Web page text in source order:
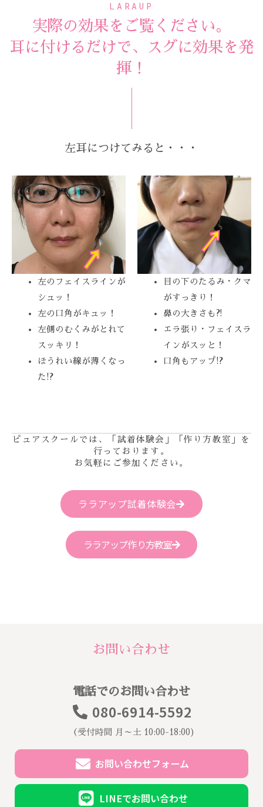
LARAUP
実際の効果をご覧ください。
耳に付けるだけで、スグに効果を発
揮！
左耳につけてみると・・・
左のフェイスラインが
シュッ！
左の口角がキュッ！
左側のむくみがとれて
スッキリ！
ほうれい線が薄くなっ
た!?
目の下のたるみ・クマ
がすっきり！
鼻の大きさも?!
エラ張り・フェイスラ
インがスッと！
口角もアップ!?
ピュアスクールでは、「試着体験会」「作り方教室」を
行っております。
お気軽にご参加ください。
ララアップ試着体験会
ララアップ作り方教室
お問い合わせ
電話でのお問い合わせ
080-6914-5592
（受付時間 月～土 10:00-18:00)
お問い合わせフォーム
LINEでお問い合わせ